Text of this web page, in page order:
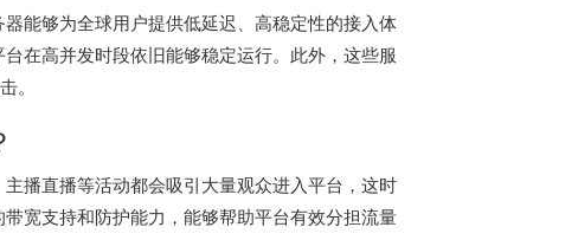
能够为全球用户提供低延迟、高稳定性的接入体
在高并发时段依旧能够稳定运行。此外，这些服
。
播直播等活动都会吸引大量观众进入平台，这时
宽支持和防护能力，能够帮助平台有效分担流量